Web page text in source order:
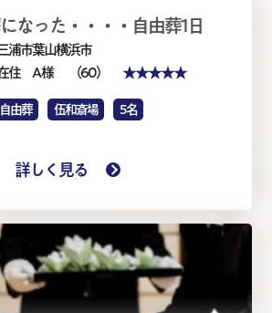
なった・・・・自由葬1日
浦市葉山横浜市
住 A 様
（60） ★★★★★
自由葬 伍和斎場 5名
詳しく見る